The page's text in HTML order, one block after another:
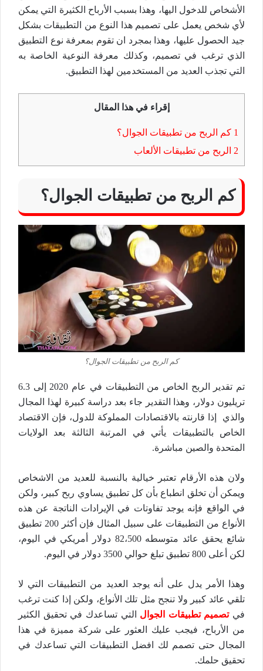
الأشخاص للدخول اليها، وهذا بسبب الأرباح الكثيرة التي يمكن
لأي شخص يعمل على تصميم هذا النوع من التطبيقات بشكل
جيد الحصول عليها، وهذا بمجرد ان تقوم بمعرفة نوع التطبيق
الذي ترغب في تصميم، وكذلك معرفة النوعية الخاصة به
التي تجذب العديد من المستخدمين لهذا التطبيق.
إقراء في هذا المقال
1 كم الربح من تطبيقات الجوال؟
2 الربح من تطبيقات الألعاب
كم الربح من تطبيقات الجوال؟
كم الربح من تطبيقات الجوال؟
تم تقدير الربح الخاص من التطبيقات في عام 2020 إلى 6.3
تريليون دولار، وهذا التقدير جاء بعد دراسة كبيرة لهذا المجال
والذي إذا قارنته بالاقتصادات المملوكة للدول، فإن الاقتصاد
الخاص بالتطبيقات يأتي في المرتبة الثالثة بعد الولايات
المتحدة والصين مباشرة.
ولان هذه الأرقام تعتبر خيالية بالنسبة للعديد من الاشخاص
ويمكن أن تخلق انطباع بأن كل تطبيق يساوي ربح كبير، ولكن
في الواقع فإنه يوجد تفاوتات في الإيرادات الناتجة عن هذه
الأنواع من التطبيقات على سبيل المثال فإن أكثر 200 تطبيق
شائع يحقق عائد متوسطه 82،500 دولار أمريكي في اليوم،
لكن أعلى 800 تطبيق تبلغ حوالي 3500 دولار في اليوم.
وهذا الأمر يدل على أنه يوجد العديد من التطبيقات التي لا
تلقي عائد كبير ولا تنجح مثل تلك الأنواع، ولكن إذا كنت ترغب
فيتصميم تطبيقات الجوال التي تساعدك في تحقيق الكثير
من الأرباح، فيجب عليك العثور على شركة مميزة في هذا
المجال حتى تصمم لك افضل التطبيقات التي تساعدك في
تحقيق حلمك.